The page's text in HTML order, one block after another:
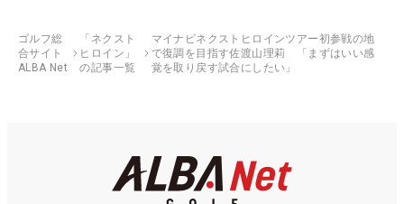
ゴルフ総
合サイト
ALBA Net
「ネクスト
ヒロイン」
の記事一覧
マイナビネクストヒロインツアー初参戦の地
で復調を目指す佐渡山理莉 「まずはいい感
覚を取り戻す試合にしたい」